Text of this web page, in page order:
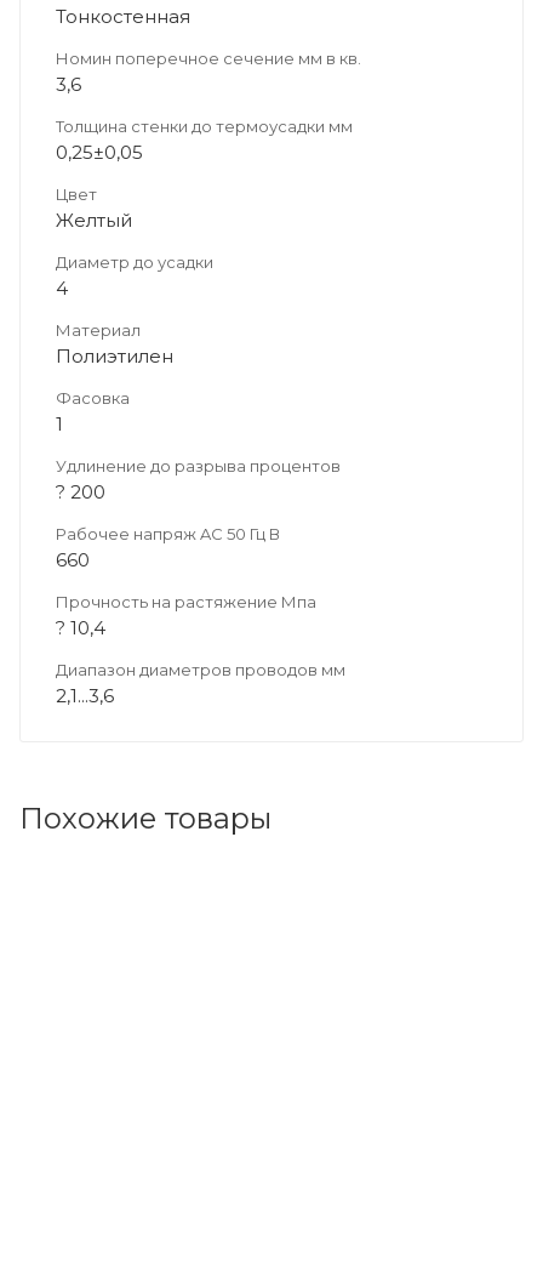
Тонкостенная
Номин поперечное сечение мм в кв.
3,6
Толщина стенки до термоусадки мм
0,25±0,05
Цвет
Желтый
Диаметр до усадки
4
Материал
Полиэтилен
Фасовка
1
Удлинение до разрыва процентов
? 200
Рабочее напряж AC 50 Гц В
660
Прочность на растяжение Мпа
? 10,4
Диапазон диаметров проводов мм
2,1...3,6
Похожие товары